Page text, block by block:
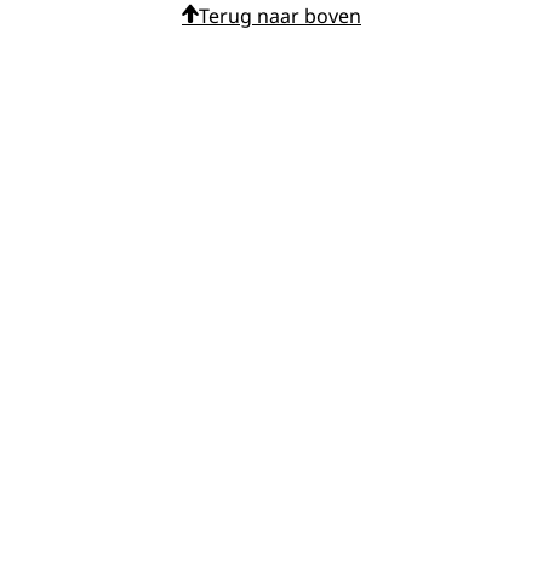
Terug naar boven